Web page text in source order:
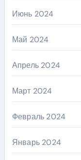
Июнь 2024
Май 2024
Апрель 2024
Март 2024
Февраль 2024
Январь 2024